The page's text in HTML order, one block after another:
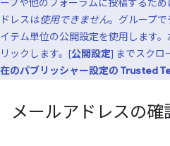
ープや他のフォーラムに投稿するた
ドレスは使用できません。グループ
イテム単位の公開設定を使用します
リックします。[公開設定] までスクロ
在のパブリッシャー設定の Trusted
メールアドレスの確